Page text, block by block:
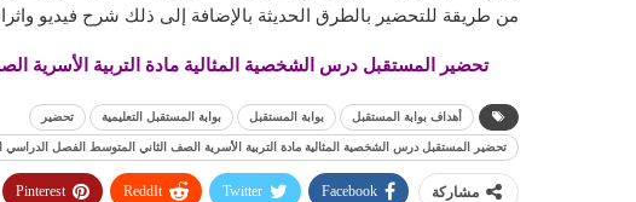
من طريقة للتحضير بالطرق الحديثة بالإضافة إلى ذلك شرح فيديو
تحضير المستقبل درس الشخصية المثالية مادة التربية الأسرية الصف
أهداف بوابة المستقبل بوابة المستقبل بوابة المستقبل التعليمية تحضير
تحضير المستقبل درس الشخصية المثالية مادة التربية الأسرية الصف الثاني المتوسط الفصل الدراسي الاول
مشاركة Facebook
Twitter
ReddIt
Pinterest